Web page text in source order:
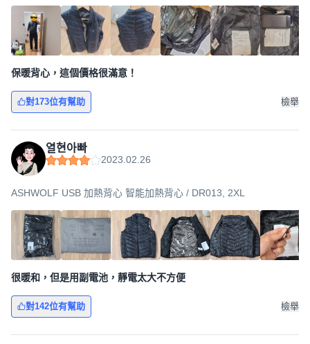
保暖背心，這個價格很滿意！
對173位有幫助 檢舉
열현아빠
2023.02.26
ASHWOLF USB 加熱背心 智能加熱背心 / DR013, 2XL
很暖和，但是用副電池，靜電太大不方便
對142位有幫助 檢舉